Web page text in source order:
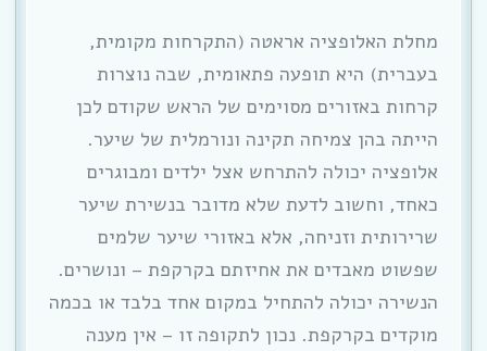
מחלת האלופציה אראטה (התקרחות מקומית,
בעברית) היא תופעה פתאומית, שבה נוצרות
קרחות באזורים מסוימים של הראש שקודם לכן
הייתה בהן צמיחה תקינה ונורמלית של שיער.
אלופציה יכולה להתרחש אצל ילדים ומבוגרים
כאחד, וחשוב לדעת שלא מדובר בנשירת שיער
שרירותית וזניחה, אלא באזורי שיער שלמים
שפשוט מאבדים את אחיזתם בקרקפת – ונושרים.
הנשירה יכולה להתחיל במקום אחד בלבד או בכמה
מוקדים בקרקפת. נכון לתקופה זו – אין מענה